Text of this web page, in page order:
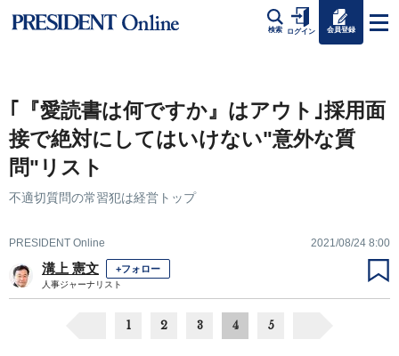
検索 ログイン 会員登録
｢『愛読書は何ですか』はアウト｣採用面
接で絶対にしてはいけない"意外な質
問"リスト
不適切質問の常習犯は経営トップ
PRESIDENT Online 2021/08/24 8:00
溝上 憲文 +フォロー
人事ジャーナリスト
1 2 3 4 5